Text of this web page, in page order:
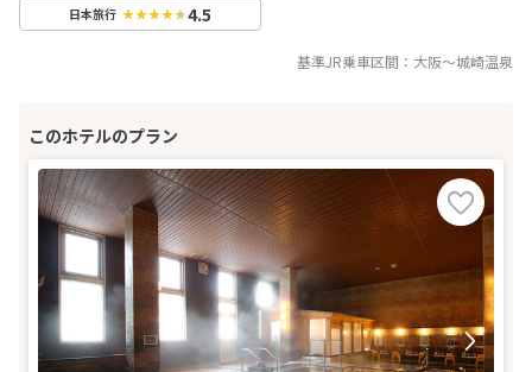
日本旅行 4.5
基準JR乗車区間： 大阪～城崎温泉